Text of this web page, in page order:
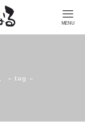
MENU
– tag –